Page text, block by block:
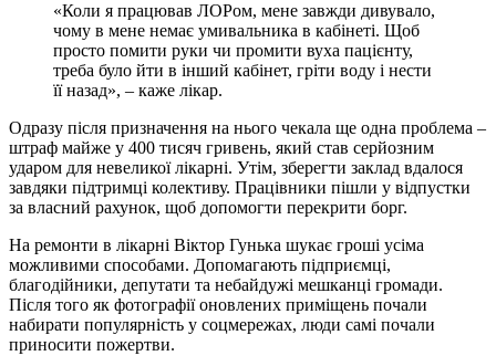
«Коли я працював ЛОРом, мене завжди дивувало,
чому в мене немає умивальника в кабінеті. Щоб
просто помити руки чи промити вуха пацієнту,
треба було йти в інший кабінет, гріти воду і нести
її назад», – каже лікар.
Одразу після призначення на нього чекала ще одна проблема –
штраф майже у 400 тисяч гривень, який став серйозним
ударом для невеликої лікарні. Утім, зберегти заклад вдалося
завдяки підтримці колективу. Працівники пішли у відпустки
за власний рахунок, щоб допомогти перекрити борг.
На ремонти в лікарні Віктор Гунька шукає гроші усіма
можливими способами. Допомагають підприємці,
благодійники, депутати та небайдужі мешканці громади.
Після того як фотографії оновлених приміщень почали
набирати популярність у соцмережах, люди самі почали
приносити пожертви.